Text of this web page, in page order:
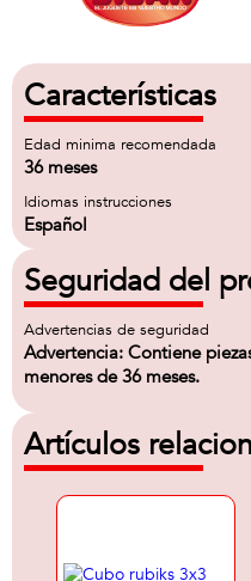
Características
Edad minima recomendada
36 meses
Idiomas instrucciones
Español
Seguridad del
Advertencias de seguridad
Advertencia: Contiene
menores de 36 meses.
Artículos